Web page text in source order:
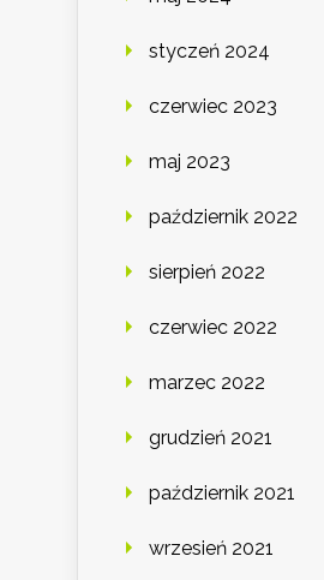
styczeń 2024
czerwiec 2023
maj 2023
październik 2022
sierpień 2022
czerwiec 2022
marzec 2022
grudzień 2021
październik 2021
wrzesień 2021